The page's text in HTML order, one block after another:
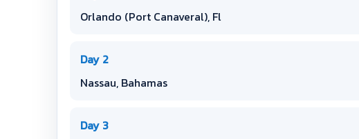
Orlando (Port Canaveral), Fl
Day 2
Nassau, Bahamas
Day 3